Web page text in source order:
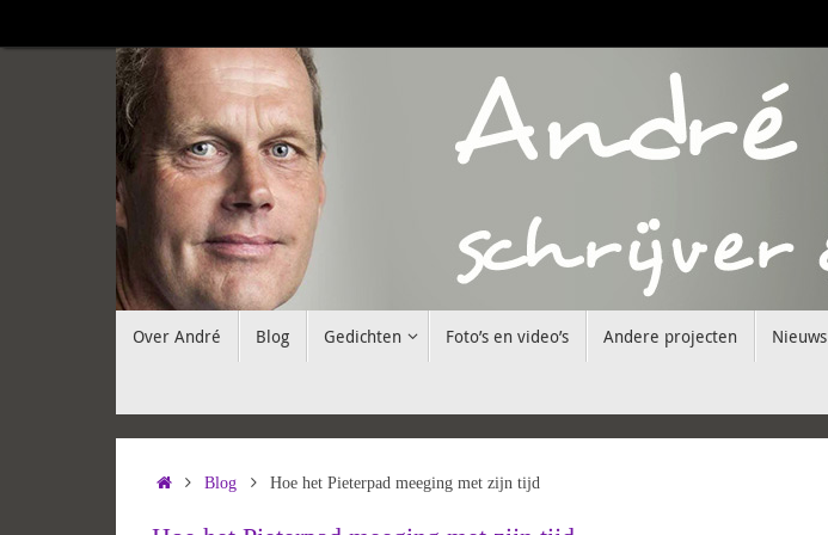
naar
naarOver André Blog Gedichten Foto’s en video’s Andere projecten Nieuws
HomeBlog Hoe het Pieterpad meeging met zijn tijd